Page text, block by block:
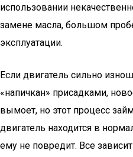
использовании
замене масла, большом
эксплуатации.
Если двигатель сильно
«напичкан» присадками,
вымоет, но этот процесс
двигатель находится в
ему не повредит. Все